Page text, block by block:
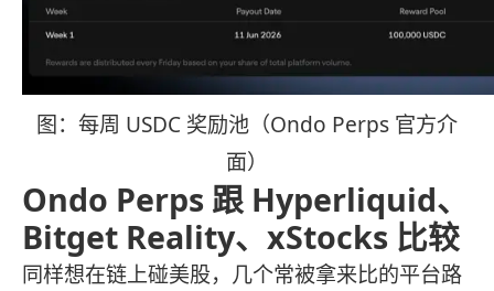
图：每周 USDC 奖励池（Ondo Perps 官方介
面）
Ondo Perps 跟 Hyperliquid、
Bitget Reality、xStocks 比较
同样想在链上碰美股，几个常被拿来比的平台路